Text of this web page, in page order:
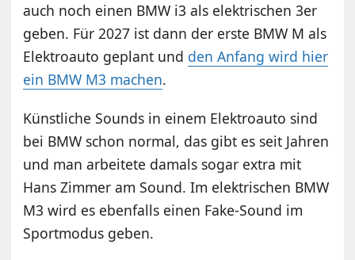
auch noch einen BMW i3 als elektrischen 3er
geben. Für 2027 ist dann der erste BMW M als
Elektroauto geplant und den Anfang wird hier
ein BMW M3 machen.
Künstliche Sounds in einem Elektroauto sind
bei BMW schon normal, das gibt es seit Jahren
und man arbeitete damals sogar extra mit
Hans Zimmer am Sound. Im elektrischen BMW
M3 wird es ebenfalls einen Fake-Sound im
Sportmodus geben.